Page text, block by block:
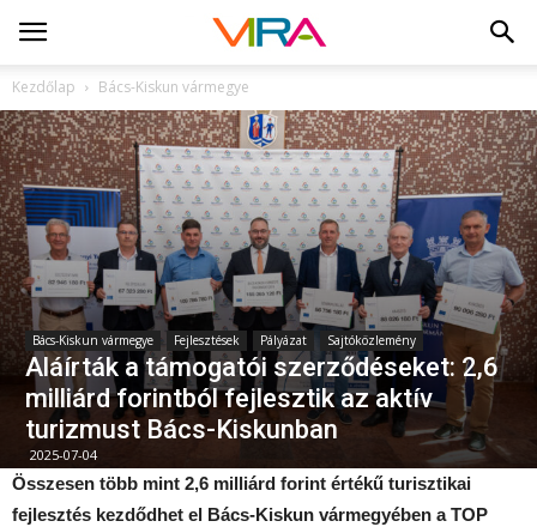
Kezdőlap Bács-Kiskun vármegye
Bács-Kiskun vármegye Fejlesztések Pályázat Sajtóközlemény
Aláírták a támogatói szerződéseket: 2,6
milliárd forintból fejlesztik az aktív
turizmust Bács-Kiskunban
2025-07-04
Összesen több mint 2,6 milliárd forint értékű turisztikai
fejlesztés kezdődhet el Bács-Kiskun vármegyében a TOP